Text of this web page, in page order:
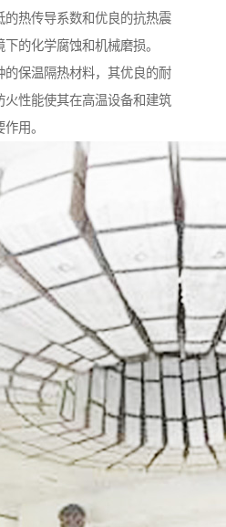
的热传导系数和优良的抗热震
的化学腐蚀和机械磨损。
的保温隔热材料，其优良的耐
火性能使其在高温设备和建筑
用。